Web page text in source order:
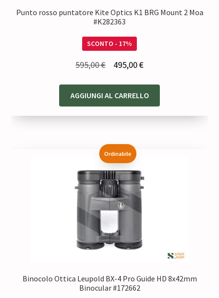
Punto rosso puntatore Kite Optics K1 BRG Mount 2 Moa
#K282363
SCONTO - 17%
595,00€
originale
era:
495,00€Il
attuale
è:
AGGIUNGI AL CARRELLO
Ordinabile
Binocolo Ottica Leupold BX-4 Pro Guide HD 8x42mm
Binocular #172662